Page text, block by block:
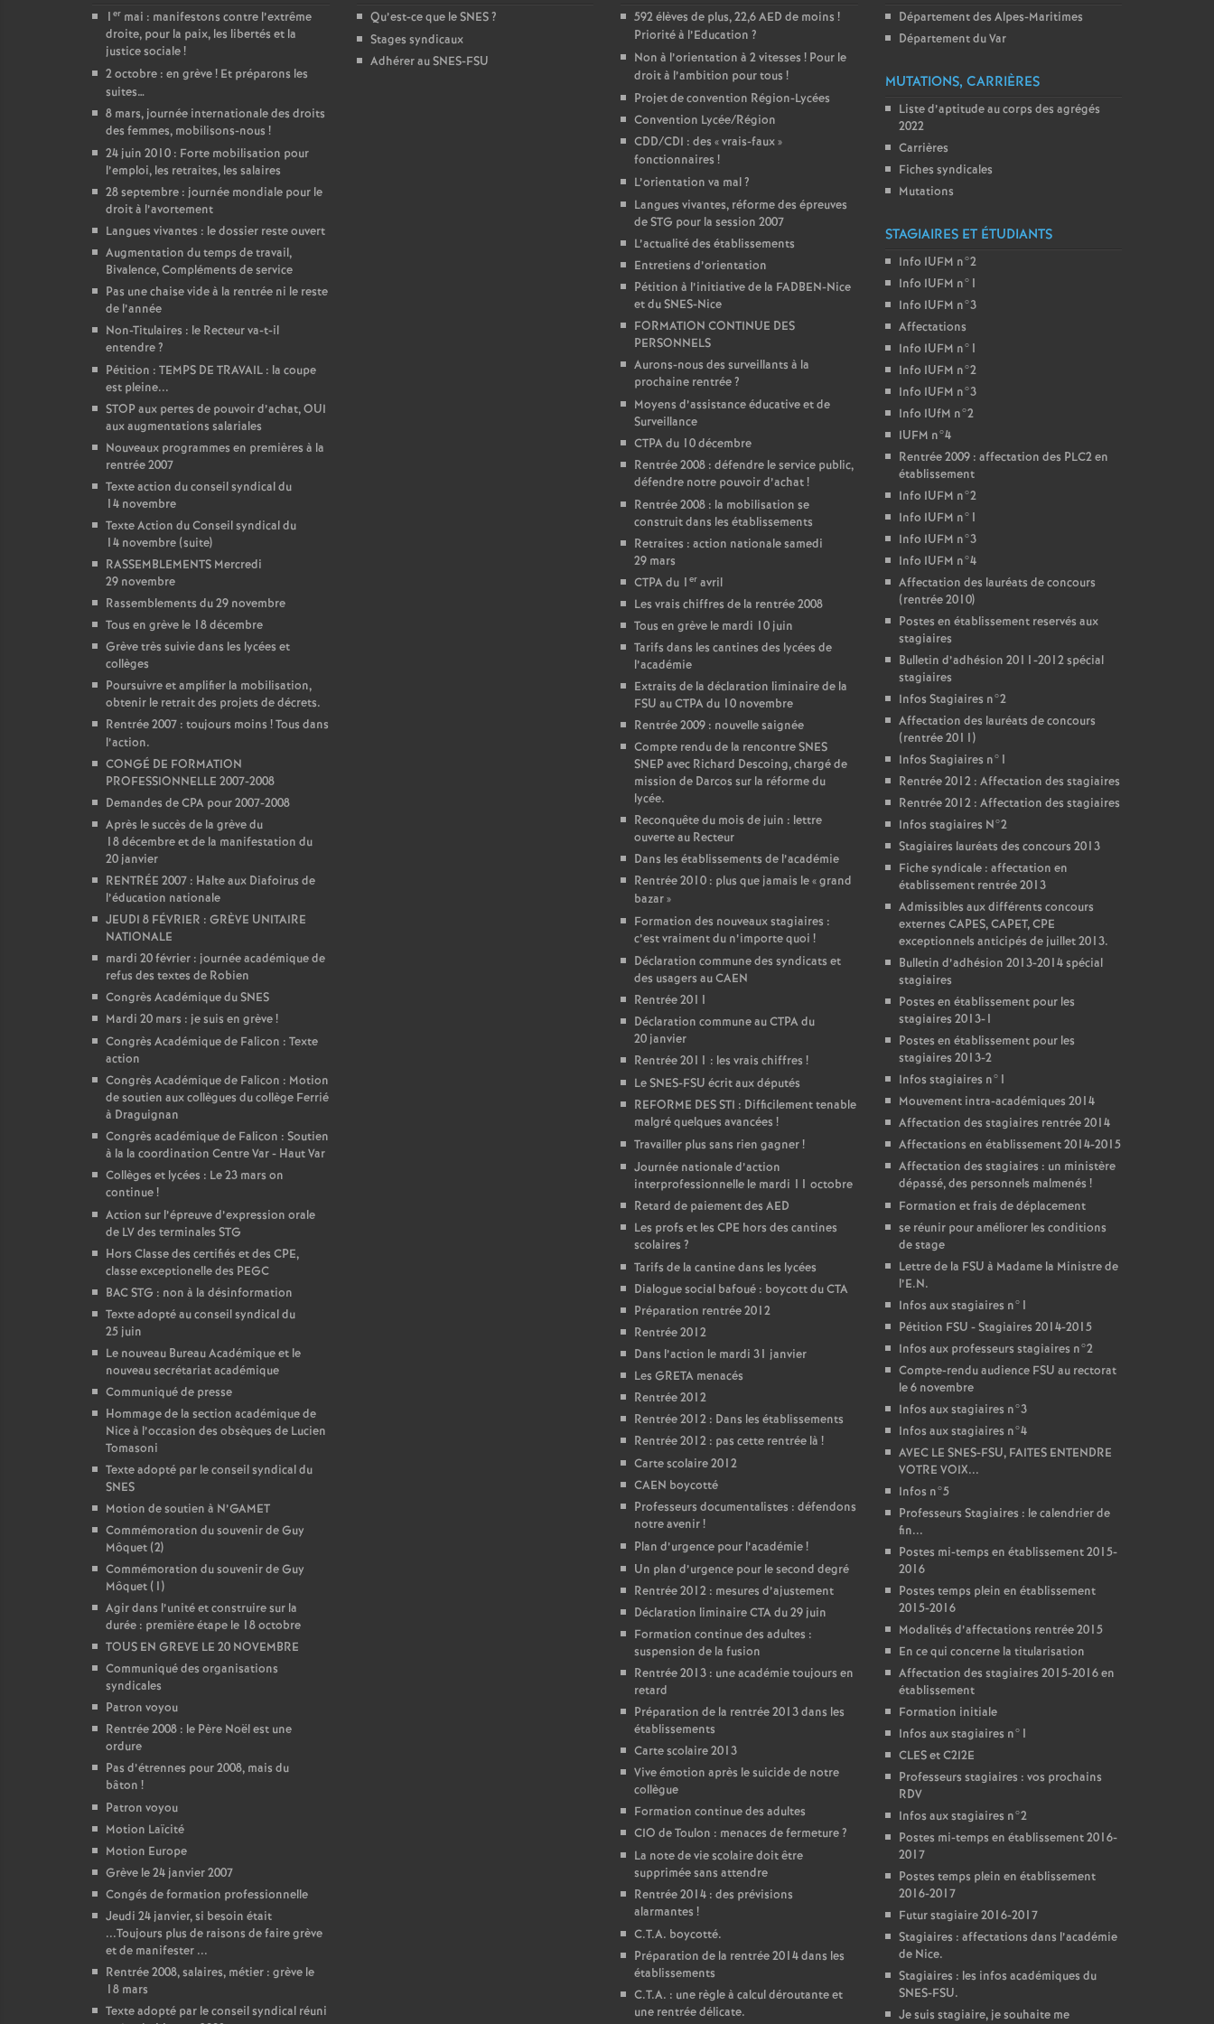
1 er mai : manifestons contre l’extrême
droite, pour la paix, les libertés et la
justice sociale!
2 octobre : en grève! Et préparons les
suites…
8 mars, journée internationale des droits
des femmes, mobilisons-nous !
24 juin 2010 : Forte mobilisation pour
l’emploi, les retraites, les salaires
28 septembre : journée mondiale pour le
droit à l’avortement
Langues vivantes : le dossier reste ouvert
Augmentation du temps de travail,
Bivalence, Compléments de service
Pas une chaise vide à la rentrée ni le reste
de l’année
Non-Titulaires : le Recteur va-t-il
entendre?
Pétition : TEMPS DE TRAVAIL : la coupe
est pleine...
STOP aux pertes de pouvoir d’achat, OUI
aux augmentations salariales
Nouveaux programmes en premières à la
rentrée 2007
Texte action du conseil syndical du
14 novembre
Texte Action du Conseil syndical du
14 novembre (suite)
RASSEMBLEMENTS Mercredi
29 novembre
Rassemblements du 29 novembre
Tous en grève le 18 décembre
Grève très suivie dans les lycées et
collèges
Poursuivre et amplifier la mobilisation,
obtenir le retrait des projets de décrets.
Rentrée 2007 : toujours moins ! Tous dans
l’action.
CONGÉ DE FORMATION
PROFESSIONNELLE 2007-2008
Demandes de CPA pour 2007-2008
Après le succès de la grève du
18 décembre et de la manifestation du
20 janvier
RENTRÉE 2007 : Halte aux Diafoirus de
l’éducation nationale
JEUDI 8 FÉVRIER : GRÈVE UNITAIRE
NATIONALE
mardi 20 février : journée académique de
refus des textes de Robien
Congrès Académique du SNES
Mardi 20 mars : je suis en grève!
Congrès Académique de Falicon : Texte
action
Congrès Académique de Falicon : Motion
de soutien aux collègues du collège Ferrié
à Draguignan
Congrès académique de Falicon : Soutien
à la la coordination Centre Var - Haut Var
Collèges et lycées : Le 23 mars on
continue!
Action sur l’épreuve d’expression orale
de LV des terminales STG
Hors Classe des certifiés et des CPE,
classe exceptionelle des PEGC
BAC STG : non à la désinformation
Texte adopté au conseil syndical du
25 juin
Le nouveau Bureau Académique et le
nouveau secrétariat académique
Communiqué de presse
Hommage de la section académique de
Nice à l’occasion des obsèques de Lucien
Tomasoni
Texte adopté par le conseil syndical du
SNES
Motion de soutien à N’GAMET
Commémoration du souvenir de Guy
Môquet (2)
Commémoration du souvenir de Guy
Môquet (1)
Agir dans l’unité et construire sur la
durée : première étape le 18 octobre
TOUS EN GREVE LE 20 NOVEMBRE
Communiqué des organisations
syndicales
Patron voyou
Rentrée 2008 : le Père Noël est une
ordure
Pas d’étrennes pour 2008, mais du
bâton !
Patron voyou
Motion Laïcité
Motion Europe
Grève le 24 janvier 2007
Congés de formation professionnelle
Jeudi 24 janvier, si besoin était
...Toujours plus de raisons de faire grève
et de manifester ...
Rentrée 2008, salaires, métier : grève le
18 mars
Texte adopté par le conseil syndical réuni
Qu’est-ce que le SNES?
Stages syndicaux
Adhérer au SNES-FSU
592 élèves de plus, 22,6 AED de moins !
Priorité à l’Education ?
Non à l’orientation à 2 vitesses ! Pour le
droit à l’ambition pour tous !
Projet de convention Région-Lycées
Convention Lycée/Région
CDD/CDI : des «vrais-faux»
fonctionnaires !
L’orientation va mal?
Langues vivantes, réforme des épreuves
de STG pour la session 2007
L’actualité des établissements
Entretiens d’orientation
Pétition à l’initiative de la FADBEN-Nice
et du SNES-Nice
FORMATION CONTINUE DES
PERSONNELS
Aurons-nous des surveillants à la
prochaine rentrée?
Moyens d’assistance éducative et de
Surveillance
CTPA du 10 décembre
Rentrée 2008 : défendre le service public,
défendre notre pouvoir d’achat!
Rentrée 2008 : la mobilisation se
construit dans les établissements
Retraites : action nationale samedi
29 mars
CTPA du 1 er avril
Les vrais chiffres de la rentrée 2008
Tous en grève le mardi 10 juin
Tarifs dans les cantines des lycées de
l’académie
Extraits de la déclaration liminaire de la
FSU au CTPA du 10 novembre
Rentrée 2009 : nouvelle saignée
Compte rendu de la rencontre SNES
SNEP avec Richard Descoing, chargé de
mission de Darcos sur la réforme du
lycée.
Reconquête du mois de juin : lettre
ouverte au Recteur
Dans les établissements de l’académie
Rentrée 2010 : plus que jamais le «grand
bazar»
Formation des nouveaux stagiaires :
c’est vraiment du n’importe quoi !
Déclaration commune des syndicats et
des usagers au CAEN
Rentrée 2011
Déclaration commune au CTPA du
20 janvier
Rentrée 2011 : les vrais chiffres !
Le SNES-FSU écrit aux députés
REFORME DES STI : Difficilement tenable
malgré quelques avancées !
Travailler plus sans rien gagner!
Journée nationale d’action
interprofessionnelle le mardi 11 octobre
Retard de paiement des AED
Les profs et les CPE hors des cantines
scolaires ?
Tarifs de la cantine dans les lycées
Dialogue social bafoué : boycott du CTA
Préparation rentrée 2012
Rentrée 2012
Dans l’action le mardi 31 janvier
Les GRETA menacés
Rentrée 2012
Rentrée 2012 : Dans les établissements
Rentrée 2012 : pas cette rentrée là !
Carte scolaire 2012
CAEN boycotté
Professeurs documentalistes : défendons
notre avenir!
Plan d’urgence pour l’académie!
Un plan d’urgence pour le second degré
Rentrée 2012 : mesures d’ajustement
Déclaration liminaire CTA du 29 juin
Formation continue des adultes :
suspension de la fusion
Rentrée 2013 : une académie toujours en
retard
Préparation de la rentrée 2013 dans les
établissements
Carte scolaire 2013
Vive émotion après le suicide de notre
collègue
Formation continue des adultes
CIO de Toulon : menaces de fermeture?
La note de vie scolaire doit être
supprimée sans attendre
Rentrée 2014 : des prévisions
alarmantes !
C.T.A. boycotté.
Préparation de la rentrée 2014 dans les
établissements
C.T.A. : une règle à calcul déroutante et
une rentrée délicate.
Département des Alpes-Maritimes
Département du Var
MUTATIONS, CARRIÈRES
Liste d’aptitude au corps des agrégés
2022
Carrières
Fiches syndicales
Mutations
STAGIAIRES ET ÉTUDIANTS
Info IUFM n°2
Info IUFM n°1
Info IUFM n°3
Affectations
Info IUFM n°1
Info IUFM n°2
Info IUFM n°3
Info IUfM n°2
IUFM n°4
Rentrée 2009 : affectation des PLC2 en
établissement
Info IUFM n°2
Info IUFM n°1
Info IUFM n°3
Info IUFM n°4
Affectation des lauréats de concours
(rentrée 2010)
Postes en établissement reservés aux
stagiaires
Bulletin d’adhésion 2011-2012 spécial
stagiaires
Infos Stagiaires n°2
Affectation des lauréats de concours
(rentrée 2011)
Infos Stagiaires n°1
Rentrée 2012 : Affectation des stagiaires
Rentrée 2012 : Affectation des stagiaires
Infos stagiaires N°2
Stagiaires lauréats des concours 2013
Fiche syndicale : affectation en
établissement rentrée 2013
Admissibles aux différents concours
externes CAPES, CAPET, CPE
exceptionnels anticipés de juillet 2013.
Bulletin d’adhésion 2013-2014 spécial
stagiaires
Postes en établissement pour les
stagiaires 2013-1
Postes en établissement pour les
stagiaires 2013-2
Infos stagiaires n°1
Mouvement intra-académiques 2014
Affectation des stagiaires rentrée 2014
Affectations en établissement 2014-2015
Affectation des stagiaires : un ministère
dépassé, des personnels malmenés !
Formation et frais de déplacement
se réunir pour améliorer les conditions
de stage
Lettre de la FSU à Madame la Ministre de
l’E.N.
Infos aux stagiaires n°1
Pétition FSU - Stagiaires 2014-2015
Infos aux professeurs stagiaires n°2
Compte-rendu audience FSU au rectorat
le 6 novembre
Infos aux stagiaires n°3
Infos aux stagiaires n°4
AVEC LE SNES-FSU, FAITES ENTENDRE
VOTRE VOIX...
Infos n°5
Professeurs Stagiaires : le calendrier de
fin...
Postes mi-temps en établissement 2015-
2016
Postes temps plein en établissement
2015-2016
Modalités d’affectations rentrée 2015
En ce qui concerne la titularisation
Affectation des stagiaires 2015-2016 en
établissement
Formation initiale
Infos aux stagiaires n°1
CLES et C2I2E
Professeurs stagiaires : vos prochains
RDV
Infos aux stagiaires n°2
Postes mi-temps en établissement 2016-
2017
Postes temps plein en établissement
2016-2017
Futur stagiaire 2016-2017
Stagiaires : affectations dans l’académie
de Nice.
Stagiaires : les infos académiques du
SNES-FSU.
Je suis stagiaire, je souhaite me